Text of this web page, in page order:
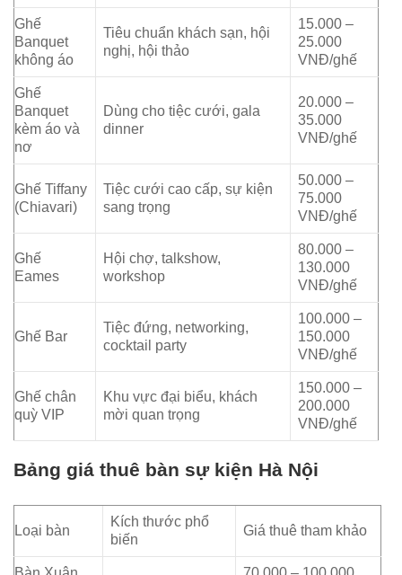
Ghế
Banquet
không áo
Tiêu chuẩn khách sạn, hội
nghị, hội thảo
15.000 –
25.000
VNĐ/ghế
Ghế
Banquet
kèm áo và
nơ
Dùng cho tiệc cưới, gala
dinner
20.000 –
35.000
VNĐ/ghế
Ghế Tiffany
(Chiavari)
Tiệc cưới cao cấp, sự kiện
sang trọng
50.000 –
75.000
VNĐ/ghế
Ghế
Eames
Hội chợ, talkshow,
workshop
80.000 –
130.000
VNĐ/ghế
Ghế Bar
Tiệc đứng, networking,
cocktail party
100.000 –
150.000
VNĐ/ghế
Ghế chân
quỳ VIP
Khu vực đại biểu, khách
mời quan trọng
150.000 –
200.000
VNĐ/ghế
Bảng giá thuê bàn sự kiện Hà Nội
Loại bàn
Kích thước phổ
biến
Giá thuê tham khảo